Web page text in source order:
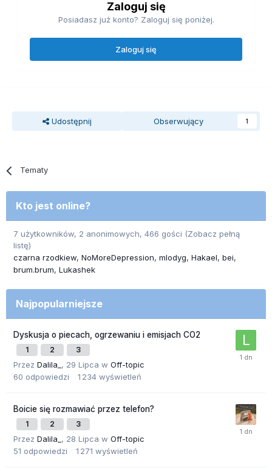
Zaloguj się
Posiadasz już konto? Zaloguj się poniżej.
Zaloguj się
Udostępnij Obserwujący 1
Tematy
Kto jest online?
7 użytkowników, 2 anonimowych, 466 gości (Zobacz pełną
listę)
czarna rzodkiew NoMoreDepression mlodyg Hakael bei
brum.brum Lukashek
Najpopularniejsze
Dyskusja o piecach, ogrzewaniu i emisjach CO2
1 2 3
Przez Dalila_ , 29 Lipca w Off-topic
60 odpowiedzi 1 234 wyświetleń
Boicie się rozmawiać przez telefon?
1 2 3
Przez Dalila_ , 28 Lipca w Off-topic
51 odpowiedzi 1 271 wyświetleń